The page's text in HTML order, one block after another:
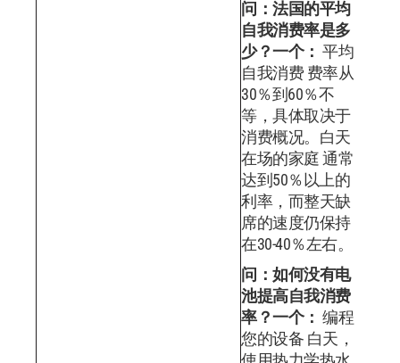
问：法国的平均
自我消费率是多
少？一个： 平均
自我消费 费率从
30％到60％不
等，具体取决于
消费概况。白天
在场的家庭 通常
达到50％以上的
利率，而整天缺
席的速度仍保持
在30-40％左右。
问：如何没有电
池提高自我消费
率？一个： 编程
您的设备 白天，